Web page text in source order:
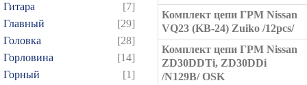
Гитара
[7]
Главный
[29]
Головка
[28]
Горловина
[14]
Горный
[1]
Комплект цепи ГРМ Nissan
VQ23 (KB-24) Zuiko /12pcs/
Комплект цепи ГРМ Nissan
ZD30DDTi, ZD30DDi
/N129B/ OSK